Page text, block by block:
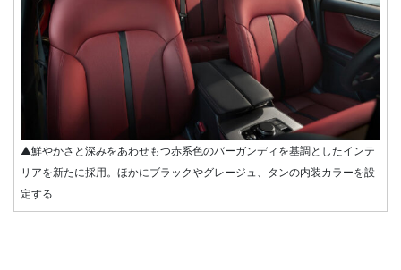
▲鮮やかさと深みをあわせもつ赤系色のバーガンディを基調としたインテ
リアを新たに採用。ほかにブラックやグレージュ、タンの内装カラーを設
定する